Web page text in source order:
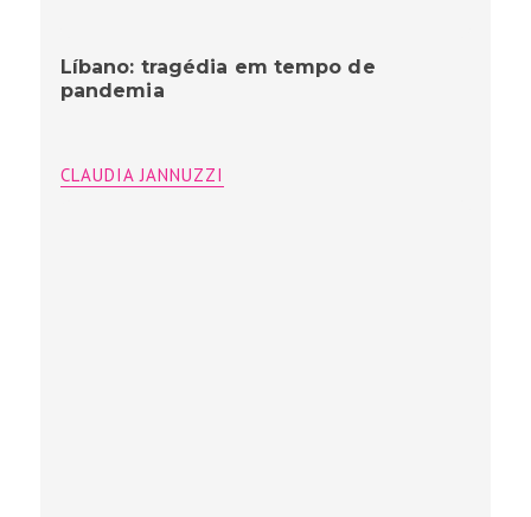
Líbano: tragédia em tempo de
pandemia
CLAUDIA JANNUZZI